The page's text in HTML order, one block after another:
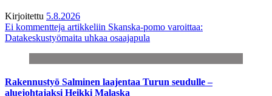
Kirjoitettu 5.8.2026
Ei kommentteja artikkeliin Skanska-pomo varoittaa:
Datakeskustyömaita uhkaa osaajapula
Rakennustyö Salminen laajentaa Turun seudulle –
aluejohtajaksi Heikki Malaska